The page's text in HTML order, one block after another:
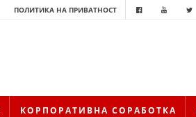
ПОЛИТИКА НА ПРИВАТНОСТ
КОРПОРАТИВНА СОРАБОТКА